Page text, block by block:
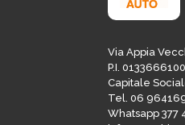
Via Appia
P.I.
Capitale
Tel. 06
Whatsapp 377